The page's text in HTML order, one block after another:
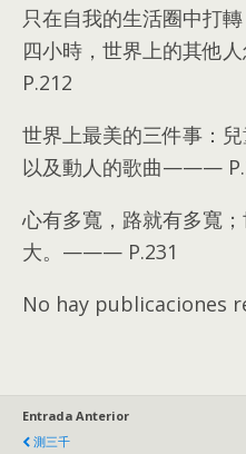
只在自我的生活圈中打轉
四小時 ， 世界上的其他
P.212
世界上最美的三件事 ：
以及動人的歌曲———
心有多寬 ， 路就有多寬 ；
大。——— P.231
No hay publicaciones
Entrada Anterior
測三千